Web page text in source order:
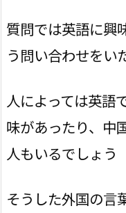
質問では英語に興
う問い合わせをい
人によっては英語
味があったり、中
人もいるでしょう
そうした外国の言